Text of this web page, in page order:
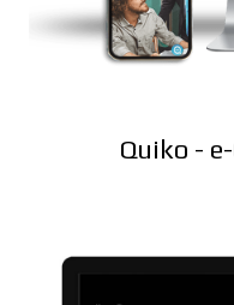
Quiko -